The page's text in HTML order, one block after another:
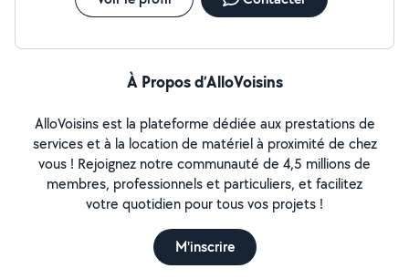
À Propos d’AlloVoisins
AlloVoisins est la plateforme dédiée aux prestations de
services et à la location de matériel à proximité de chez
vous ! Rejoignez notre communauté de 4,5 millions de
membres, professionnels et particuliers, et facilitez
votre quotidien pour tous vos projets !
M'inscrire